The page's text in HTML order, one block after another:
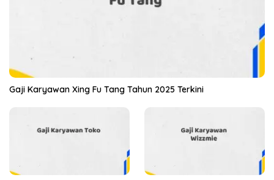
Gaji Karyawan Xing Fu Tang Tahun 2025 Terkini